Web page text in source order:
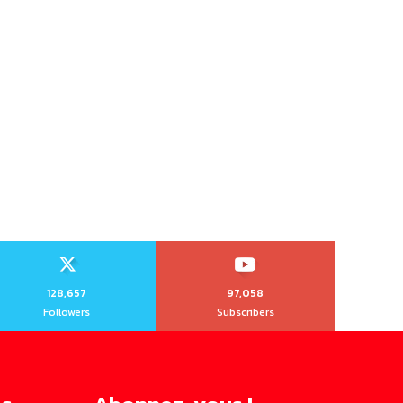
128,657
Followers
97,058
Subscribers